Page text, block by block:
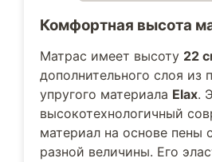
Комфортная высота
Матрас имеет высоту 22
дополнительного слоя из
упругого материала Elax.
высокотехнологичный
материал на основе пены
разной величины. Его